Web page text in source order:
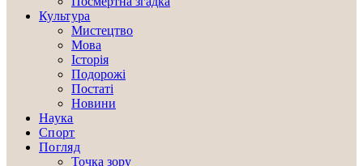
Культура
Мистецтво
Мова
Історія
Подорожі
Постаті
Новини
Наука
Спорт
Погляд
Точка зору